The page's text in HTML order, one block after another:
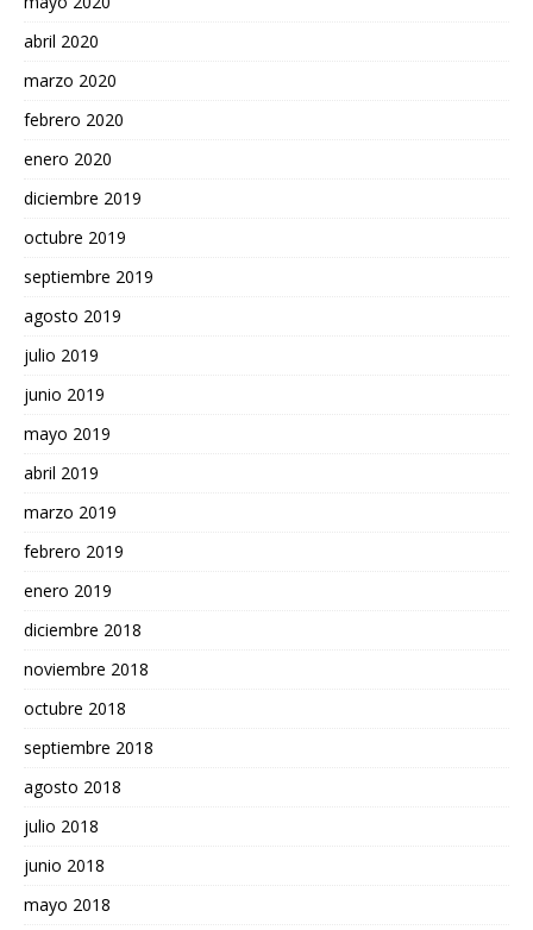
abril 2020
marzo 2020
febrero 2020
enero 2020
diciembre 2019
octubre 2019
septiembre 2019
agosto 2019
julio 2019
junio 2019
mayo 2019
abril 2019
marzo 2019
febrero 2019
enero 2019
diciembre 2018
noviembre 2018
octubre 2018
septiembre 2018
agosto 2018
julio 2018
junio 2018
mayo 2018